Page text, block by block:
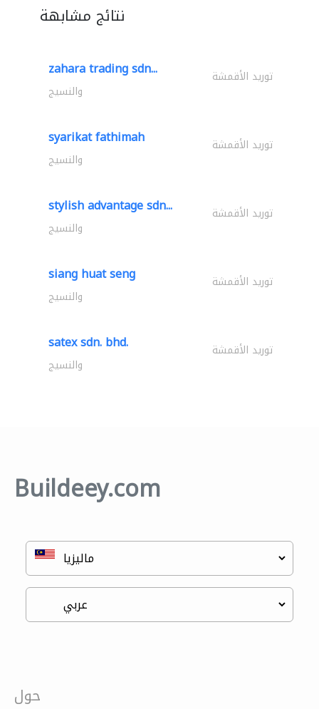
نتائج مشابهة
zahara trading sdn... توريد الأقمشة
والنسيج
syarikat fathimah توريد الأقمشة
والنسيج
stylish advantage sdn... توريد الأقمشة
والنسيج
siang huat seng توريد الأقمشة
والنسيج
satex sdn. bhd. توريد الأقمشة
والنسيج
Buildeey.com
حول